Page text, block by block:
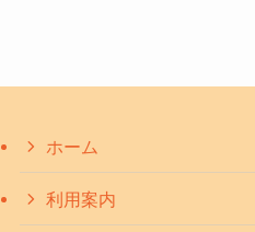
ホーム
利用案内